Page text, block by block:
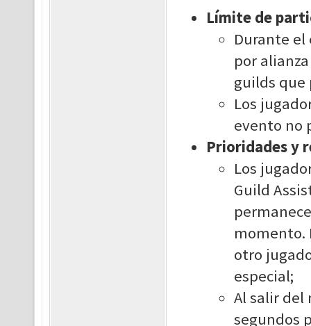
Límite de
Durante
por
guilds que
Los
evento no
Prioridades y
Los
Guild
momento.
otro
especial;
Al salir del
segundos